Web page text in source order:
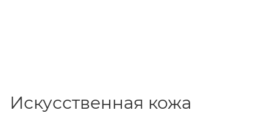
Искусственная кожа